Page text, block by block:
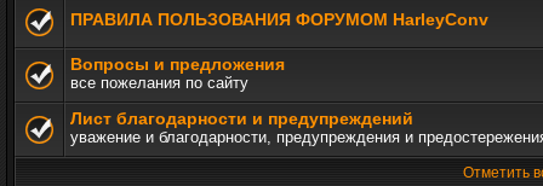
ПРАВИЛА ПОЛЬЗОВАНИЯ ФОРУМОМ HarleyConv
Вопросы и предложения
все пожелания по сайту
Лист благодарности и предупреждений
уважение и благодарности, предупреждения и
Отметить